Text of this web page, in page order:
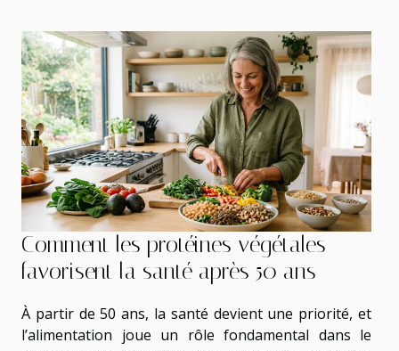
Comment les protéines végétales
favorisent la santé après 50 ans
À partir de 50 ans, la santé devient une priorité, et
l’alimentation joue un rôle fondamental dans le